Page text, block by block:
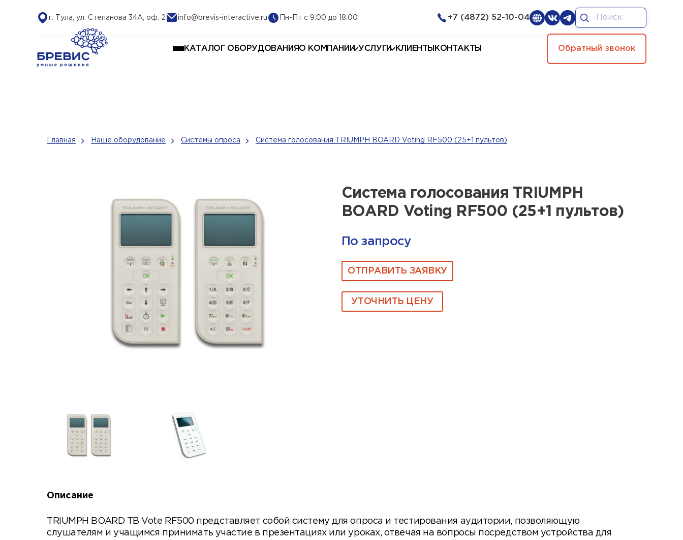
г. Тула, ул. Степанова 34А, оф. 2 info@brevis-interactive.ru Пн-Пт с 9:00 до 18:00 +7 (4872) 52-10-04
КАТАЛОГ ОБОРУДОВАНИЯ О КОМПАНИИ УСЛУГИ КЛИЕНТЫ КОНТАКТЫ Обратный звонок
Главная Наше оборудование Системы опроса Система голосования TRIUMPH BOARD Voting RF500 (25+1 пультов)
Система голосования TRIUMPH
BOARD Voting RF500 (25+1 пультов)
По запросу
ОТПРАВИТЬ ЗАЯВКУ
УТОЧНИТЬ ЦЕНУ
Описание
TRIUMPH BOARD TB Vote RF500 представляет собой систему для опроса и тестирования аудитории, позволяющую
слушателям и учащимся принимать участие в презентациях или уроках, отвечая на вопросы посредством устройства для